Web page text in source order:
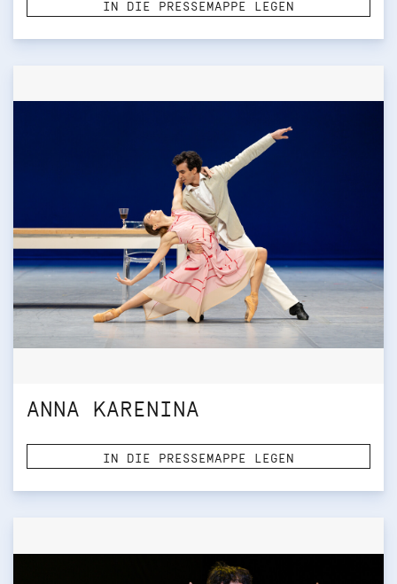
IN DIE PRESSEMAPPE LEGEN
ANNA KARENINA
IN DIE PRESSEMAPPE LEGEN